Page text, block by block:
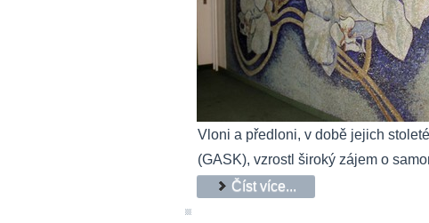
Vloni a předloni, v době jejich
(GASK), vzrostl široký zájem o
Číst více...